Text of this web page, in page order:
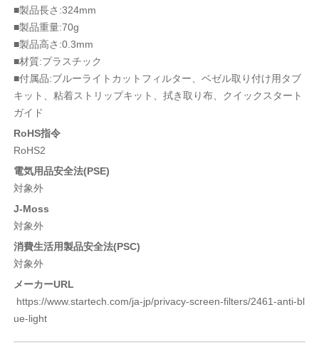
■製品長さ:324mm
■製品重量:70g
■製品高さ:0.3mm
■材質:プラスチック
■付属品:ブルーライトカットフィルター、ベゼル取り付け用タブ
キット、粘着ストリップキット、拭き取り布、クイックスタート
ガイド
RoHS指令
RoHS2
電気用品安全法(PSE)
対象外
J-Moss
対象外
消費生活用製品安全法(PSC)
対象外
メーカーURL
https://www.startech.com/ja-jp/privacy-screen-filters/2461-anti-bl
ue-light